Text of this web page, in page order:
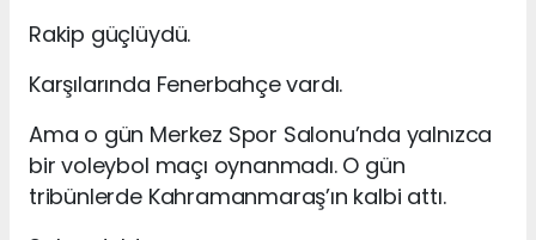
Rakip güçlüydü.
Karşılarında Fenerbahçe vardı.
Ama o gün Merkez Spor Salonu’nda yalnızca
bir voleybol maçı oynanmadı. O gün
tribünlerde Kahramanmaraş’ın kalbi attı.